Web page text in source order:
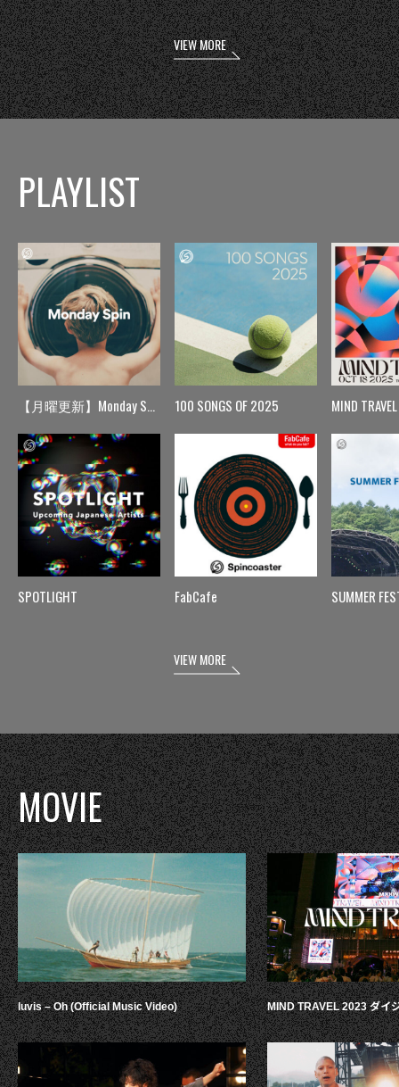
VIEW MORE
PLAYLIST
【月曜更新】Monday Spin
SPOTLIGHT
100 SONGS OF 2025
FabCafe
MIND TRAVEL
SUMMER
VIEW MORE
MOVIE
luvis – Oh (Official Music Video) MIND TRAVEL 2023 ダイ